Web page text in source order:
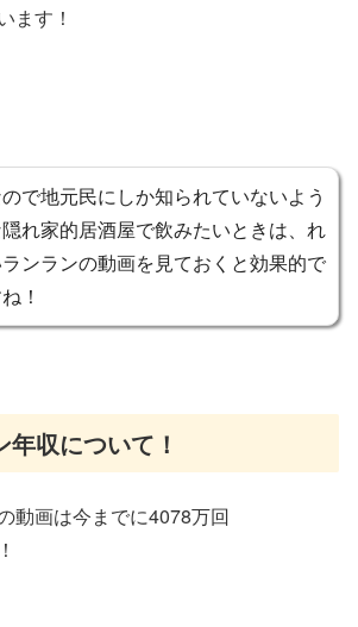
ます！
で地元民にしか知られていないよう
れ家的居酒屋で飲みたいときは、れ
ンランの動画を見ておくと効果的で
！
収について！
動画は今までに4078万回